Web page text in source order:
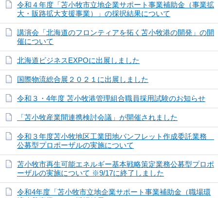
令和４年度「苫小牧市立地企業サポート事業補助金（事業拡
大・販路拡大支援事業）」の採択結果について
講演会「北海道のフロンティアを拓く苫小牧港の開発」の開
催について
北海道ビジネスEXPOに出展しました
国際物流総合展２０２１に出展しました
令和３・4年度 苫小牧港管理組合職員採用試験のお知らせ
「苫小牧産業間連携検討会議」が開催されました
令和３年度苫小牧地区工業団地パンフレット作成委託業務
公募型プロポーザルの実施について
苫小牧市再生可能エネルギー基本戦略策定業務公募型プロポ
ーザルの実施について ※9/17に終了しました
令和4年度「苫小牧市立地企業サポート事業補助金（職場環